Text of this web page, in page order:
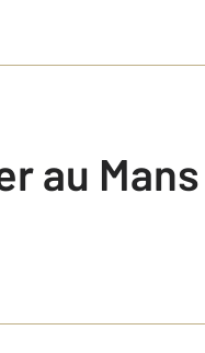
au Mans